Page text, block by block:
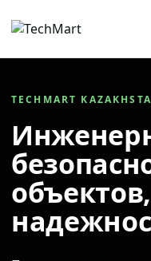
TECHMART